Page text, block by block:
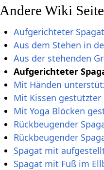
Andere Wiki
Aufgerichteter Spagat
Aus dem Stehen in
Aus der stehenden
Aufgerichteter
Mit Händen
Mit Kissen gestützter
Mit Yoga Blöcken
Rückbeugender
Rückbeugender
Spagat mit
Spagat mit Fuß im